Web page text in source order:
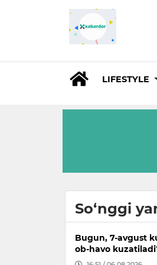
LIFESTYLE
So‘nggi
Bugun, 7-avgust
ob-havo